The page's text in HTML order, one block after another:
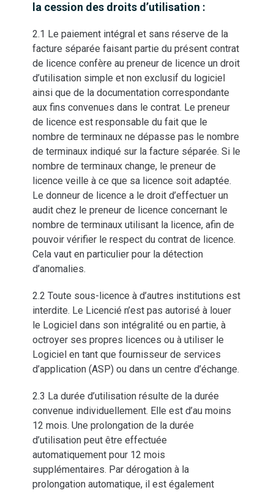
la cession des droits d’utilisation :
2.1 Le paiement intégral et sans réserve de la
facture séparée faisant partie du présent contrat
de licence confère au preneur de licence un droit
d’utilisation simple et non exclusif du logiciel
ainsi que de la documentation correspondante
aux fins convenues dans le contrat. Le preneur
de licence est responsable du fait que le
nombre de terminaux ne dépasse pas le nombre
de terminaux indiqué sur la facture séparée. Si le
nombre de terminaux change, le preneur de
licence veille à ce que sa licence soit adaptée.
Le donneur de licence a le droit d’effectuer un
audit chez le preneur de licence concernant le
nombre de terminaux utilisant la licence, afin de
pouvoir vérifier le respect du contrat de licence.
Cela vaut en particulier pour la détection
d’anomalies.
2.2 Toute sous-licence à d’autres institutions est
interdite. Le Licencié n’est pas autorisé à louer
le Logiciel dans son intégralité ou en partie, à
octroyer ses propres licences ou à utiliser le
Logiciel en tant que fournisseur de services
d’application (ASP) ou dans un centre d’échange.
2.3 La durée d’utilisation résulte de la durée
convenue individuellement. Elle est d’au moins
12 mois. Une prolongation de la durée
d’utilisation peut être effectuée
automatiquement pour 12 mois
supplémentaires. Par dérogation à la
prolongation automatique, il est également